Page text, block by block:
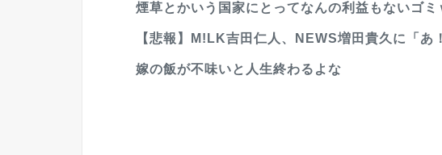
煙草とかいう国家にとってなんの利益もないゴミ
【悲報】M!LK吉田仁人、NEWS増田貴久に「
嫁の飯が不味いと人生終わるよな